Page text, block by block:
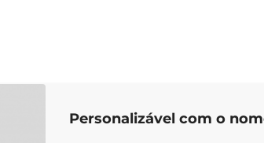
Personalizável com o